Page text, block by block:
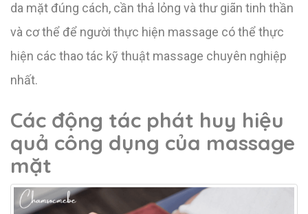
da mặt đúng cách, cần thả lỏng và thư giãn tinh thần
và cơ thể để người thực hiện massage có thể thực
hiện các thao tác kỹ thuật massage chuyên nghiệp
nhất.
Các động tác phát huy hiệu
quả công dụng của massage
mặt